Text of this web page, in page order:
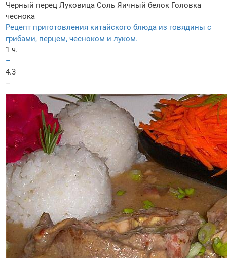
Черный перец Луковица Соль Яичный белок Головка
чеснока
Рецепт приготовления китайского блюда из говядины с
грибами, перцем, чесноком и луком.
1 ч.
–
4.3
–